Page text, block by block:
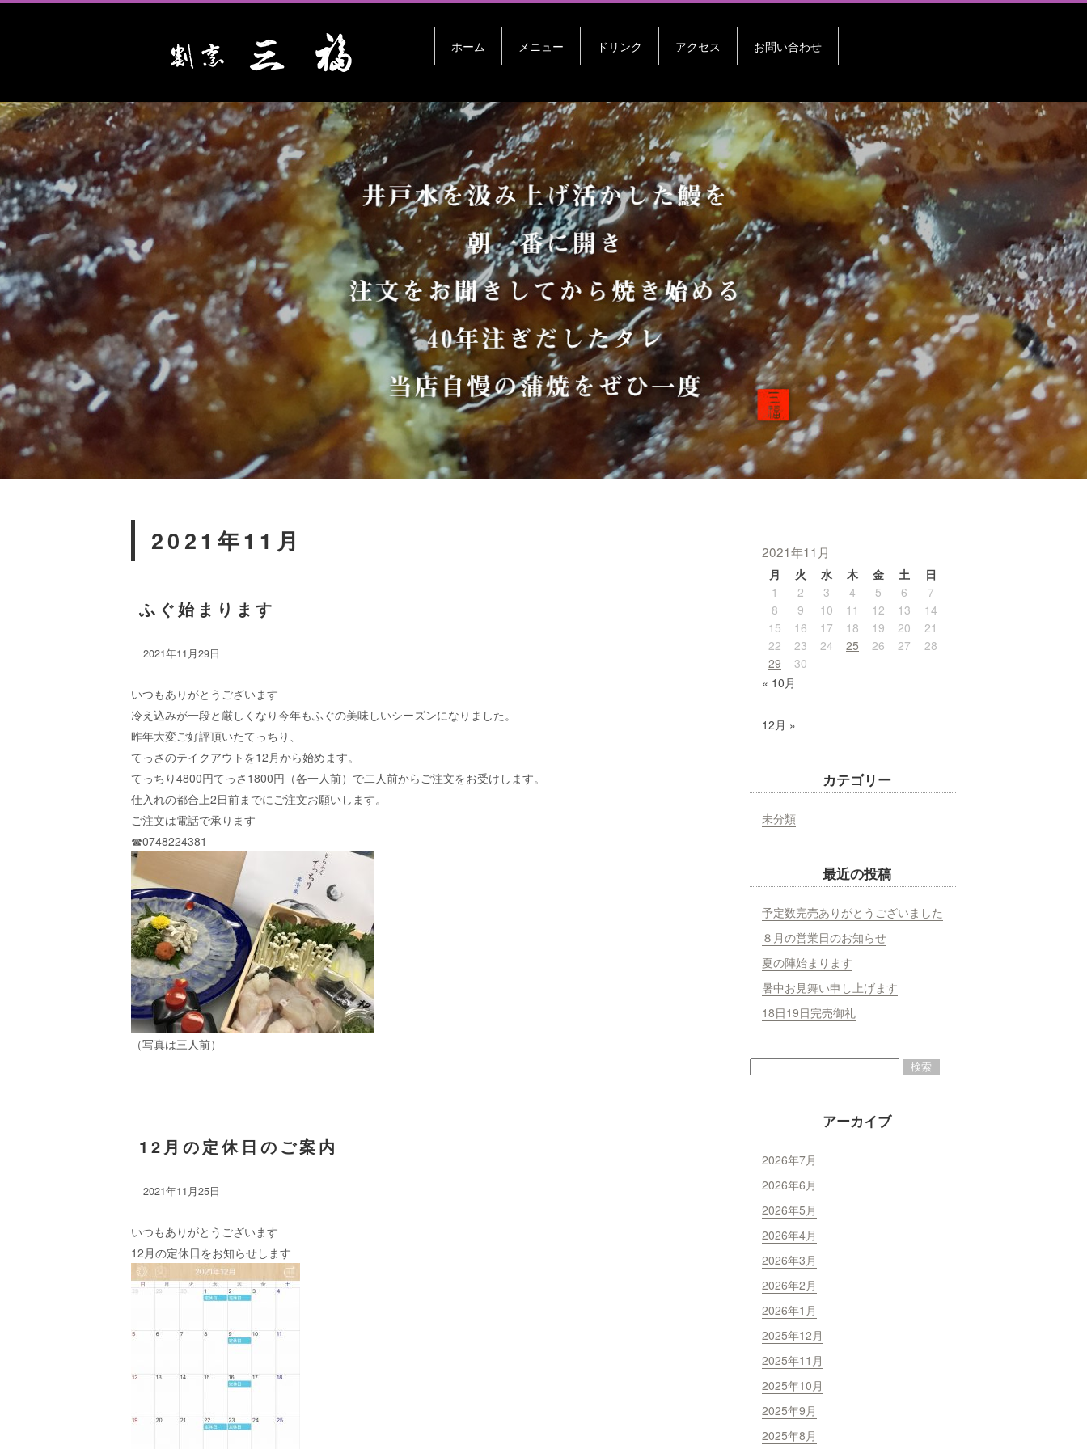
ホーム メニュー ドリンク アクセス お問い合わせ
2021年11月
ふぐ始まります
2021年11月29日
いつもありがとうございます
冷え込みが一段と厳しくなり今年もふぐの美味しいシーズンになりました。
昨年大変ご好評頂いたてっちり、
てっさのテイクアウトを12月から始めます。
てっちり4800円てっさ1800円（各一人前）で二人前からご注文をお受けします。
仕入れの都合上2日前までにご注文お願いします。
ご注文は電話で承ります
☎︎0748224381
（写真は三人前）
12月の定休日のご案内
2021年11月25日
いつもありがとうございます
12月の定休日をお知らせします
2021年11月
月 火 水 木 金 土
日
1
2 3 4 5 6
7
8
9 10 11 12 13
14
15
16 17 18 19 20
21
22
23 24 25 26 27
28
29
30
« 10月
12月 »
カテゴリー
未分類
最近の投稿
予定数完売ありがとうございました
８月の営業日のお知らせ
夏の陣始まります
暑中お見舞い申し上げます
18日19日完売御礼
アーカイブ
2026年7月
2026年6月
2026年5月
2026年4月
2026年3月
2026年2月
2026年1月
2025年12月
2025年11月
2025年10月
2025年9月
2025年8月